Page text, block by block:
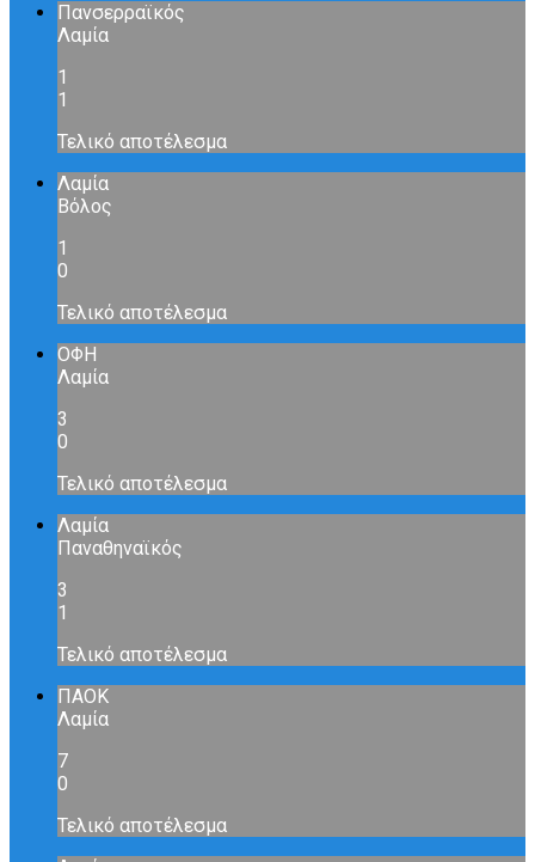
Πανσερραϊκός
Λαμία
1
1
Τελικό αποτέλεσμα
Λαμία
Βόλος
1
0
Τελικό αποτέλεσμα
ΟΦΗ
Λαμία
3
0
Τελικό αποτέλεσμα
Λαμία
Παναθηναϊκός
3
1
Τελικό αποτέλεσμα
ΠΑΟΚ
Λαμία
7
0
Τελικό αποτέλεσμα